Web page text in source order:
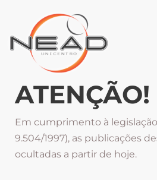
ATENÇÃO!
Em cumprimento à
9.504/1997), as publicações
ocultadas a partir de hoje.